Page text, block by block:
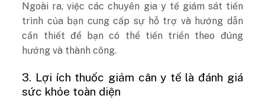
Ngoài ra, việc các chuyên gia y tế giám sát tiến
trình của bạn cung cấp sự hỗ trợ và hướng dẫn
cần thiết để bạn có thể tiến triển theo đúng
hướng và thành công.
3. Lợi ích thuốc giảm cân y tế là đánh giá
sức khỏe toàn diện